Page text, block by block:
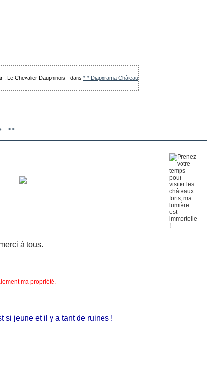
: Le Chevalier Dauphinois -dans *-* Diaporama Château
>>
à tous.
ma propriété.
jeune et il y a tant de ruines !